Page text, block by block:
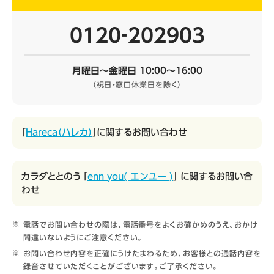
0120‐202903
月曜日～金曜日 10:00～16:00
（祝日・窓口休業日を除く）
Hareca（ハレカ） 」に関するお問い合わせ
カラダととのう 「 enn you( エンユー ) 」 に関するお問い合
わせ
電話でお問い合わせの際は、電話番号をよくお確かめのうえ、おかけ
間違いないようにご注意ください。
お問い合わせ内容を正確にうけたまわるため、お客様との通話内容を
録音させていただくことがございます。ご了承ください。